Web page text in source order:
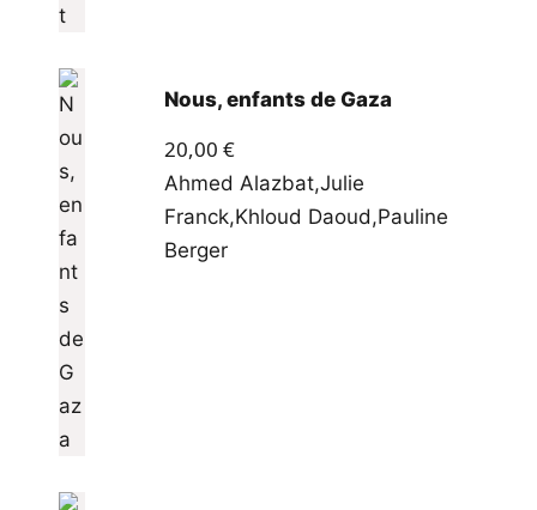
Nous, enfants de Gaza
20,00 €
Ahmed Alazbat,Julie
Franck,Khloud Daoud,Pauline
Berger